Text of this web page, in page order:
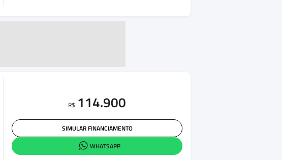
R$ 114.900
SIMULAR FINANCIAMENTO
WHATSAPP